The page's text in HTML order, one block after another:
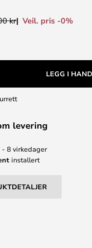
kr Veil. pris -0%
LEGG I
levering
8 virkedager
installert